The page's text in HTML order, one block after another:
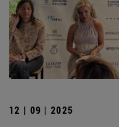
12 | 09 | 2025